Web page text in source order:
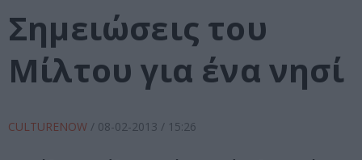
Σημειώσεις του
Μίλτου για ένα νησί
CULTURENOW / 08-02-2013 / 15:26